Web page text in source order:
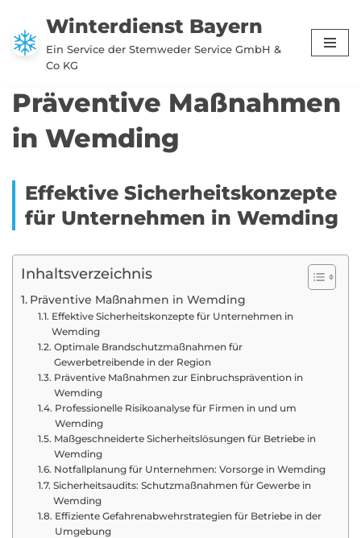
Zum
Inhalt
Winterdienst Bayern
Ein Service der Stemweder Service GmbH &
Co KG
Präventive Maßnahmen
in Wemding
Effektive Sicherheitskonzepte
für Unternehmen in Wemding
Inhaltsverzeichnis
Präventive Maßnahmen in Wemding
Effektive Sicherheitskonzepte für Unternehmen in
Wemding
Optimale Brandschutzmaßnahmen für
Gewerbetreibende in der Region
Präventive Maßnahmen zur Einbruchsprävention in
Wemding
Professionelle Risikoanalyse für Firmen in und um
Wemding
Maßgeschneiderte Sicherheitslösungen für Betriebe in
Wemding
Notfallplanung für Unternehmen: Vorsorge in Wemding
Sicherheitsaudits: Schutzmaßnahmen für Gewerbe in
Wemding
Effiziente Gefahrenabwehrstrategien für Betriebe in der
Umgebung